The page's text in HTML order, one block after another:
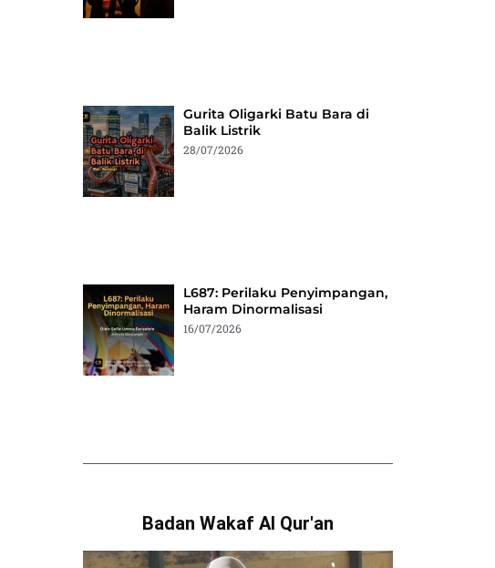
Gurita Oligarki Batu Bara di
Balik Listrik
28/07/2026
L687: Perilaku Penyimpangan,
Haram Dinormalisasi
16/07/2026
Badan Wakaf Al Qur'an